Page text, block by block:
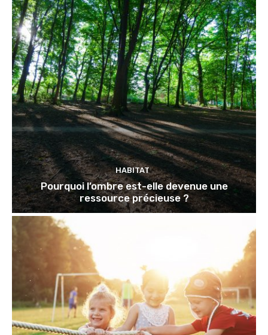
HABITAT
Pourquoi l’ombre est-elle devenue une
ressource précieuse ?